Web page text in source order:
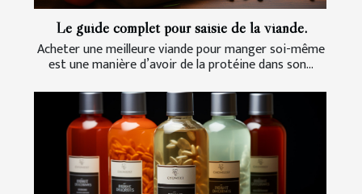
Le guide complet pour saisie de la viande.
Acheter une meilleure viande pour manger soi-même
est une manière d’avoir de la protéine dans son...